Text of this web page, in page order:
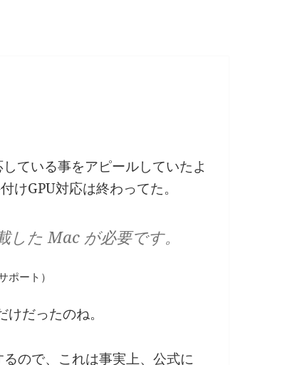
ている事をアピールしていたよ
GPU対応は終わってた。
た Mac が必要です。
ポート）
だったのね。
るので、これは事実上、公式に